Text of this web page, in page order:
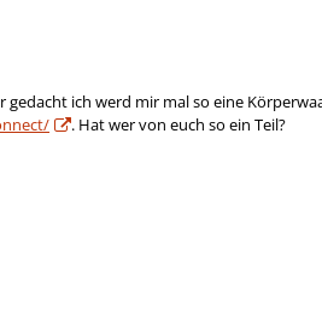
ich werd mir mal so eine
. Hat wer von euch so ein Teil?